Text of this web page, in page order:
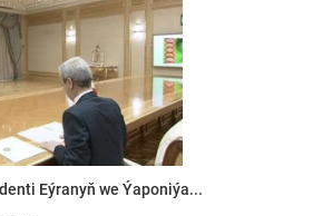
Eýranyň we Ýaponiýa...